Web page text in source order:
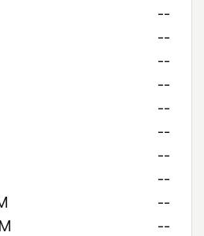
--
--
--
--
--
--
--
--
--
--